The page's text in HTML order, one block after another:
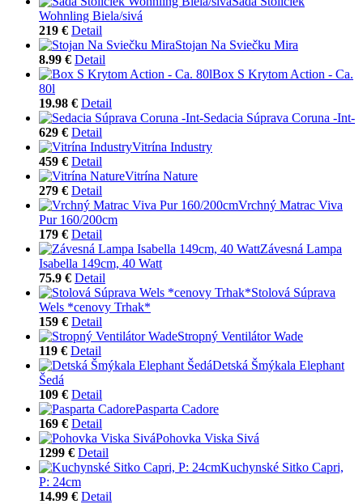
Wohnling Biela/sivá
219 € Detail
Stojan Na Sviečku Mira
8.99 € Detail
Box S Krytom Action - Ca.
80l
19.98 € Detail
Sedacia Súprava Coruna -Int-
629 € Detail
Vitrína Industry
459 € Detail
Vitrína Nature
279 € Detail
Vrchný Matrac Viva
Pur 160/200cm
179 € Detail
Závesná Lampa
Isabella 149cm, 40 Watt
75.9 € Detail
Stolová Súprava
Wels *cenovy Trhak*
159 € Detail
Stropný Ventilátor Wade
119 € Detail
Detská Šmýkala Elephant
Šedá
109 € Detail
Pasparta Cadore
169 € Detail
Pohovka Viska Sivá
1299 € Detail
Kuchynské Sitko Capri,
P: 24cm
14.99 € Detail